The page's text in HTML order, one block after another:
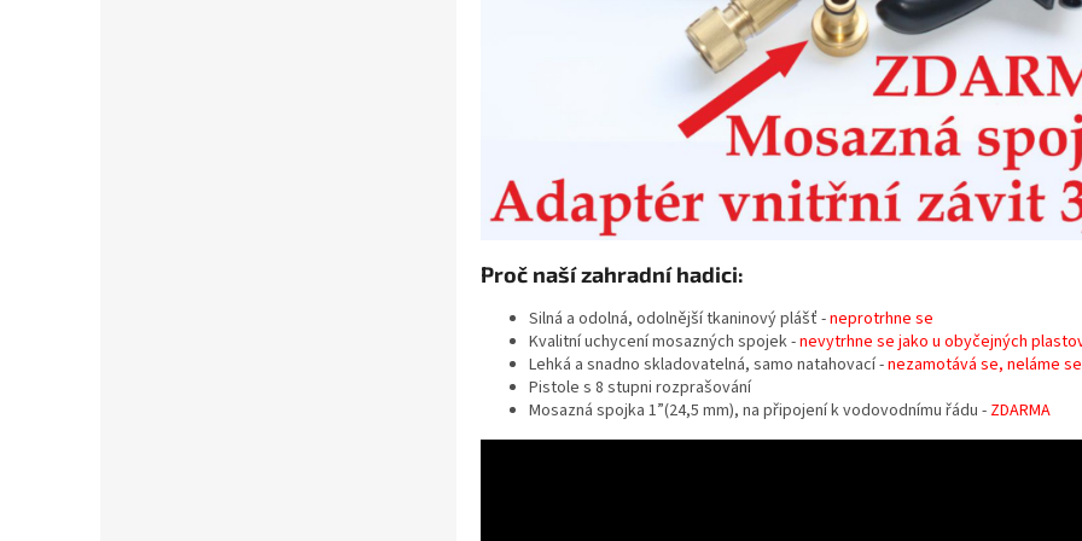
Proč naší zahradní hadici:
Silná a odolná, odolnější tkaninový plášť -neprotrhne se
Kvalitní uchycení mosazných spojek -nevytrhne se jako u obyčejných
Lehká a snadno skladovatelná, samo natahovací -nezamotává se, neláme se
Pistole s 8 stupni rozprašování
Mosazná spojka 1”(24,5 mm), na připojení k vodovodnímu řádu - ZDARMA